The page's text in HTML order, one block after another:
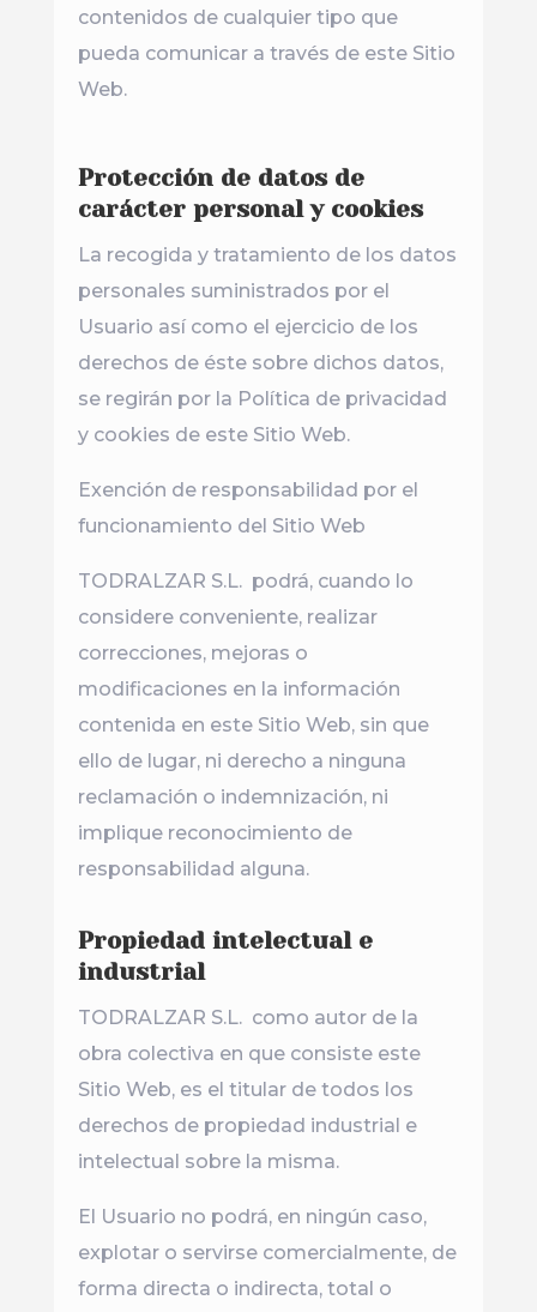
contenidos de cualquier tipo que
pueda comunicar a través de este Sitio
Web.
Protección de datos de
carácter personal y cookies
La recogida y tratamiento de los datos
personales suministrados por el
Usuario así como el ejercicio de los
derechos de éste sobre dichos datos,
se regirán por la Política de privacidad
y cookies de este Sitio Web.
Exención de responsabilidad por el
funcionamiento del Sitio Web
TODRALZAR S.L. podrá, cuando lo
considere conveniente, realizar
correcciones, mejoras o
modificaciones en la información
contenida en este Sitio Web, sin que
ello de lugar, ni derecho a ninguna
reclamación o indemnización, ni
implique reconocimiento de
responsabilidad alguna.
Propiedad intelectual e
industrial
TODRALZAR S.L. como autor de la
obra colectiva en que consiste este
Sitio Web, es el titular de todos los
derechos de propiedad industrial e
intelectual sobre la misma.
El Usuario no podrá, en ningún caso,
explotar o servirse comercialmente, de
forma directa o indirecta, total o